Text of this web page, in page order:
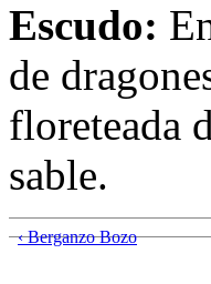
Escudo:
de
floreteada
sable.
‹ Berganzo Bozo